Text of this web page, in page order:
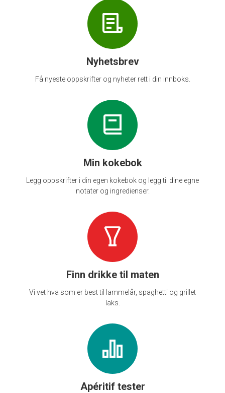
Nyhetsbrev
Få nyeste oppskrifter og nyheter rett i din innboks.
Min kokebok
Legg oppskrifter i din egen kokebok og legg til dine egne
notater og ingredienser.
Finn drikke til maten
Vi vet hva som er best til lammelår, spaghetti og grillet
laks.
Apéritif tester